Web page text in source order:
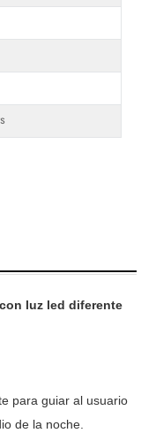
luz led diferente
para guiar al usuario
de la noche.